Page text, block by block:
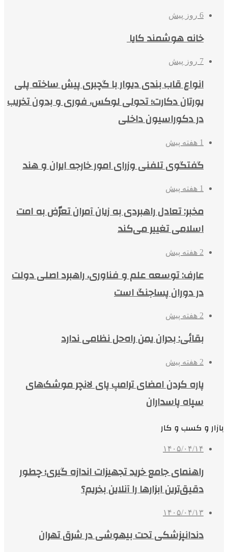
6 روز پیش
خانه هوشمند کایا
7 روز پیش
انواع قاب بندی دیوار با گچبری پیش ساخته پلی
یورتان دکارت؛ تحولی لوکس، فوری و بدون تخریب
در دکوراسیون داخلی
1 هفته پیش
گفتگوی تلفنی وزرای امور خارجه ایران و هند
1 هفته پیش
مخبر: تعادل راهبردی به زیان آمران تعرّض به امت
اسلامی تغییر می‌کند
2 هفته پیش
عارف: توسعه علم و فناوری، راهبرد اصلی دولت
در دوران پساجنگ است
2 هفته پیش
بقائی: بحران یمن راه‌حل نظامی ندارد
2 هفته پیش
پاره کردن امضای ترامپ پای لانچر موشک‌های
سپاه پاسداران
بازار و کسب و کار
۱۴۰۵/۰۴/۱۴
راهنمای جامع خرید تجهیزات اندازه گیری؛ چطور
دقیق‌ترین ابزارها را آنلاین بخریم؟
۱۴۰۵/۰۴/۱۳
دندانپزشکی تحت بیهوشی در شرق تهران